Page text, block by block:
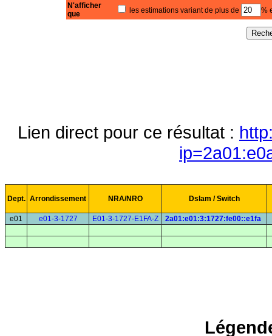
N'afficher
que
les estimations variant de plus de %
Lien direct pour ce résultat :
Dept. Arrondissement NRA/NRO Dslam / Switch
e01 e01-3-1727 E01-3-1727-E1FA-Z 2a01:e01:3:1727:fe00::e1fa